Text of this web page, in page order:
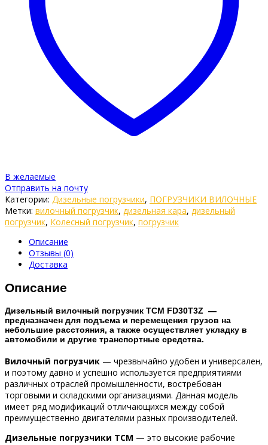
В желаемые
Отправить на почту
Категории: Дизельные погрузчики, ПОГРУЗЧИКИ ВИЛОЧНЫЕ
Метки: вилочный погрузчик, дизельная кара, дизельный
погрузчик, Колесный погрузчик, погрузчик
Описание
Отзывы (0)
Доставка
Описание
Дизельный вилочный погрузчик TCM FD30T3Z —
предназначен для подъема и перемещения грузов на
небольшие расстояния, а также осуществляет укладку в
автомобили и другие транспортные средства.
Вилочный погрузчик — чрезвычайно удобен и универсален,
и поэтому давно и успешно используется предприятиями
различных отраслей промышленности, востребован
торговыми и складскими организациями. Данная модель
имеет ряд модификаций отличающихся между собой
преимущественно двигателями разных производителей.
Дизельные погрузчики ТСМ — это высокие рабочие